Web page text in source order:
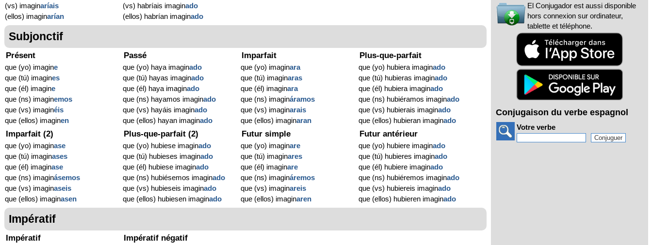
(vs) imaginaríais
(ellos) imaginarían
(vs) habríais imaginado
(ellos) habrían imaginado
Subjonctif
Présent
que (yo) imagine
que (tú) imagines
que (él) imagine
que (ns) imaginemos
que (vs) imaginéis
que (ellos) imaginen
Passé
que (yo) haya imaginado
que (tú) hayas imaginado
que (él) haya imaginado
que (ns) hayamos imaginado
que (vs) hayáis imaginado
que (ellos) hayan imaginado
Imparfait
que (yo) imaginara
que (tú) imaginaras
que (él) imaginara
que (ns) imagináramos
que (vs) imaginarais
que (ellos) imaginaran
Plus-que-parfait
que (yo) hubiera imaginado
que (tú) hubieras imaginado
que (él) hubiera imaginado
que (ns) hubiéramos imaginado
que (vs) hubierais imaginado
que (ellos) hubieran imaginado
Imparfait (2)
que (yo) imaginase
que (tú) imaginases
que (él) imaginase
que (ns) imaginásemos
que (vs) imaginaseis
que (ellos) imaginasen
Plus-que-parfait (2)
que (yo) hubiese imaginado
que (tú) hubieses imaginado
que (él) hubiese imaginado
que (ns) hubiésemos imaginado
que (vs) hubieseis imaginado
que (ellos) hubiesen imaginado
Futur simple
que (yo) imaginare
que (tú) imaginares
que (él) imaginare
que (ns) imagináremos
que (vs) imaginareis
que (ellos) imaginaren
Futur antérieur
que (yo) hubiere imaginado
que (tú) hubieres imaginado
que (él) hubiere imaginado
que (ns) hubiéremos imaginado
que (vs) hubiereis imaginado
que (ellos) hubieren imaginado
Impératif
Impératif Impératif négatif
El Conjugador est aussi disponible
hors connexion sur ordinateur,
tablette et téléphone.
Conjugaison du verbe espagnol
Votre verbe